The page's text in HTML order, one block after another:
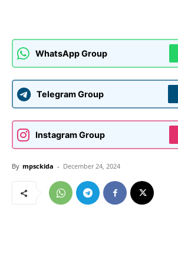
WhatsApp Group
Telegram Group
Instagram Group
By mpsckida - December 24, 2024